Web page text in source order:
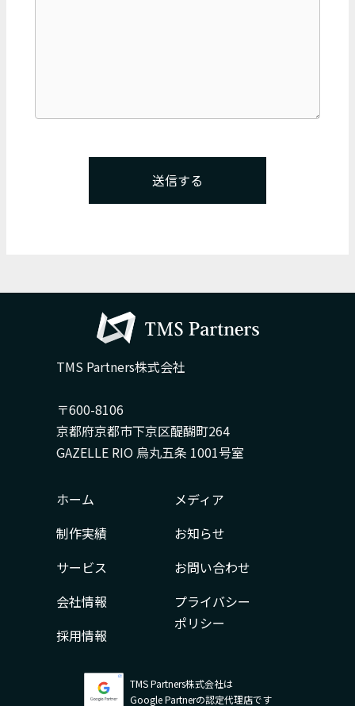
TMS Partners株式会社
〒600-8106
京都府京都市下京区醍醐町264
GAZELLE RIO 烏丸五条 1001号室
ホーム
制作実績
サービス
会社情報
採用情報
メディア
お知らせ
お問い合わせ
プライバシー
ポリシー
TMS Partners株式会社は
Google Partnerの認定代理店です